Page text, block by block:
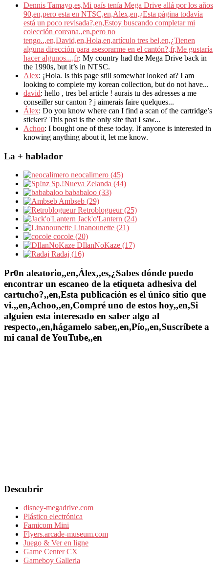
Dennis Tamayo,es,Mi país tenía Mega Drive allá por los años
90,en,pero esta en NTSC,en,Alex,en,¿Esta página todavía
está un poco revisada?,en,Estoy buscando completar mi
colección coreana.,en,pero no
tengo..,en,David,en,Hola,en,artículo tres bel,en,¿Tienen
alguna dirección para asesorarme en el cantón?,fr,Me gustaría
hacer algunos...,fr: My country had the Mega Drive back in
the 1990s, but it’s in NTSC.
Alex: ¡Hola. Is this page still somewhat looked at? I am
looking to complete my korean collection, but do not have...
david: hello , tres bel article ! aurais tu des adresses a me
conseiller sur canton ? j aimerais faire quelques...
Álex: Do you know where can I find a scan of the cartridge’s
sticker? This post is the only site that I saw...
Achoo: I bought one of these today. If anyone is interested in
knowing anything about it, let me know.
La + hablador
neocalimero (45)
Sp.!Nueva Zelanda (44)
bababaloo (33)
Ambseb (29)
Retroblogueur (25)
Jack'o'Lantern (24)
Linanounette (21)
cocole (20)
DIlanNoKaze (17)
Radaj (16)
Pr0n aleatorio,,en,Álex,,es,¿Sabes dónde puedo
encontrar un escaneo de la etiqueta adhesiva del
cartucho?,,en,Esta publicación es el único sitio que
vi.,,en,Achoo,,en,Compré uno de estos hoy,,en,Si
alguien esta interesado en saber algo al
respecto,,en,hágamelo saber,,en,Pío,,en,Suscríbete a
mi canal de YouTube,,en
Descubrir
disney-megadrive.com
Plástico electrónica
Famicom Mini
Flyers.arcade-museum.com
Juego & Ver en ligne
Game Center CX
Gameboy Galleria